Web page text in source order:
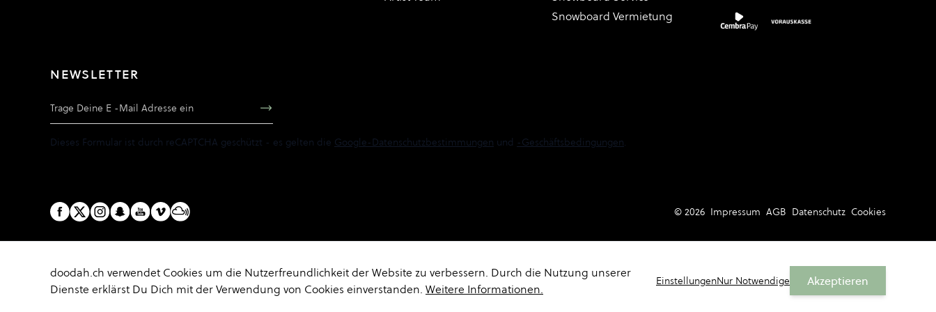
Snowboard Vermietung
NEWSLETTER
Dieses Formular ist durch reCAPTCHA geschützt - es gelten die Google-Datenschutzbestimmungen und -Geschäftsbedingungen.
© 2026 Impressum AGB Datenschutz Cookies
doodah.ch verwendet Cookies um die Nutzerfreundlichkeit der Website zu verbessern. Durch die Nutzung unserer
Dienste erklärst Du Dich mit der Verwendung von Cookies einverstanden. Weitere Informationen.
EinstellungenNur Notwendige Akzeptieren